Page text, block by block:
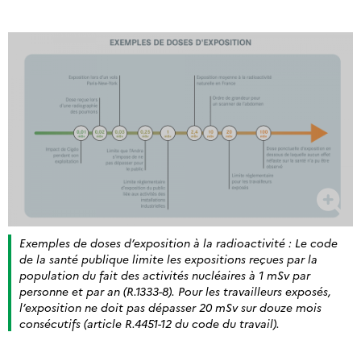
Exemples de doses d’exposition à la radioactivité : Le code
de la santé publique limite les expositions reçues par la
population du fait des activités nucléaires à 1 mSv par
personne et par an (R.1333-8). Pour les travailleurs exposés,
l’exposition ne doit pas dépasser 20 mSv sur douze mois
consécutifs (article R.4451-12 du code du travail).